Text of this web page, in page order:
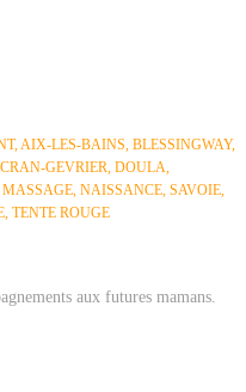
AIX-LES-BAINS BLESSINGWAY
CRAN-GEVRIER DOULA
MASSAGE NAISSANCE SAVOIE
TENTE ROUGE
aux futures mamans.